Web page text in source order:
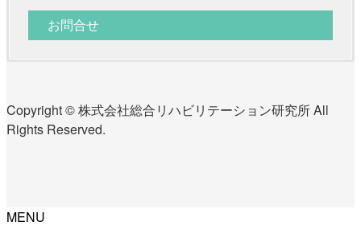
お問合せ
Copyright © 株式会社総合リハビリテーション研究所 All
Rights Reserved.
MENU